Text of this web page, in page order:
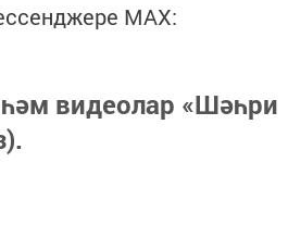
MАХ:
видеолар «Шәһри